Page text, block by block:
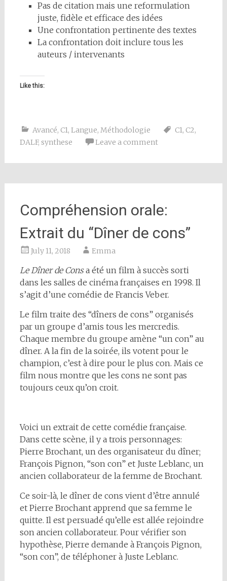
Pas de citation mais une reformulation
juste, fidèle et efficace des idées
Une confrontation pertinente des textes
La confrontation doit inclure tous les
auteurs / intervenants
Like this:
Avancé, C1, Langue, Méthodologie C1, C2,
DALF, synthese Leave a comment
Compréhension orale:
Extrait du “Dîner de cons”
July 11, 2018 Emma
Le Dîner de Consa été un film à succès sorti
dans les salles de cinéma françaises en 1998. Il
s’agit d’une comédie de Francis Veber.
Le film traite des “dîners de cons” organisés
par un groupe d’amis tous les mercredis.
Chaque membre du groupe amène “un con” au
dîner. A la fin de la soirée, ils votent pour le
champion, c’est à dire pour le plus con. Mais ce
film nous montre que les cons ne sont pas
toujours ceux qu’on croit.
Voici un extrait de cette comédie française.
Dans cette scène, il y a trois personnages:
Pierre Brochant, un des organisateur du dîner;
François Pignon, “son con” et Juste Leblanc, un
ancien collaborateur de la femme de Brochant.
Ce soir-là, le dîner de cons vient d’être annulé
et Pierre Brochant apprend que sa femme le
quitte. Il est persuadé qu’elle est allée rejoindre
son ancien collaborateur. Pour vérifier son
hypothèse, Pierre demande à François Pignon,
“son con”, de téléphoner à Juste Leblanc.